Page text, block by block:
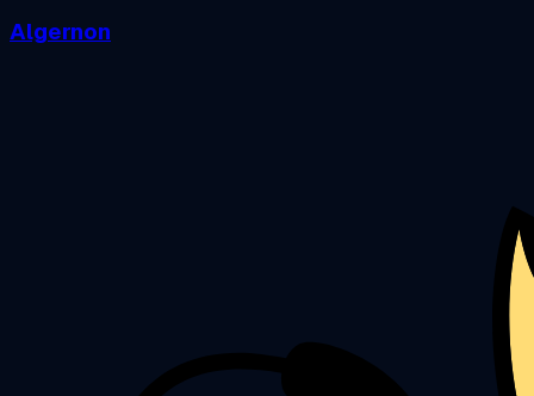
Algernon